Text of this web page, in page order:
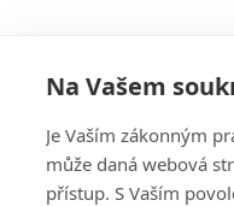
Na Vašem
Je Vaším zákonným
může daná webová
přístup. S Vaším